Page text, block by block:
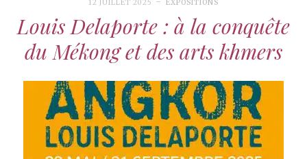
12 JUILLET 2025 EXPOSITIONS
Louis Delaporte : à la conquête
du Mékong et des arts khmers